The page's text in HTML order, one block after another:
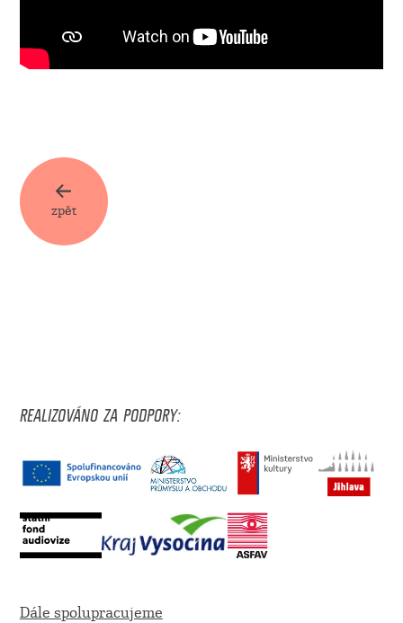
zpět
REALIZOVÁNO ZA PODPORY:
Dále spolupracujeme